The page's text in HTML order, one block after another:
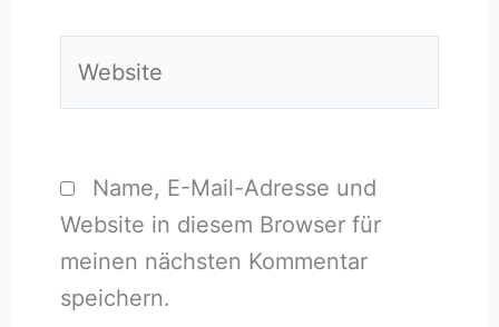
Name, E-Mail-Adresse und
Website in diesem Browser für
meinen nächsten Kommentar
speichern.